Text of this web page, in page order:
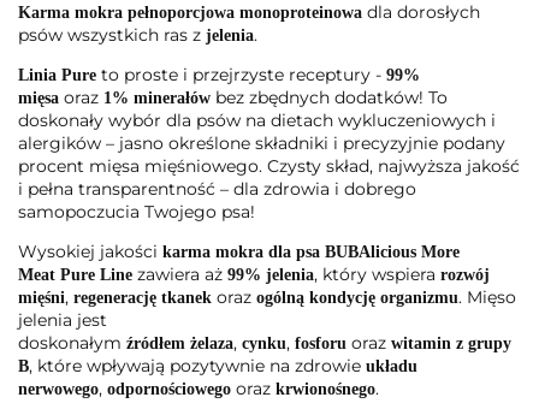
Karma mokra pełnoporcjowa monoproteinowa dla dorosłych
psów wszystkich ras z jelenia.
Linia Pure to proste i przejrzyste receptury - 99%
mięsa oraz 1% minerałów bez zbędnych dodatków! To
doskonały wybór dla psów na dietach wykluczeniowych i
alergików – jasno określone składniki i precyzyjnie podany
procent mięsa mięśniowego. Czysty skład, najwyższa jakość
i pełna transparentność – dla zdrowia i dobrego
samopoczucia Twojego psa!
Wysokiej jakości karma mokra dla psa BUBAlicious More
Meat Pure Line zawiera aż 99% jelenia, który wspiera rozwój
mięśni, regenerację tkanek oraz ogólną kondycję organizmu. Mięso
jelenia jest
doskonałym źródłem żelaza, cynku, fosforu oraz witamin z grupy
B, które wpływają pozytywnie na zdrowie układu
nerwowego, odpornościowego oraz krwionośnego.